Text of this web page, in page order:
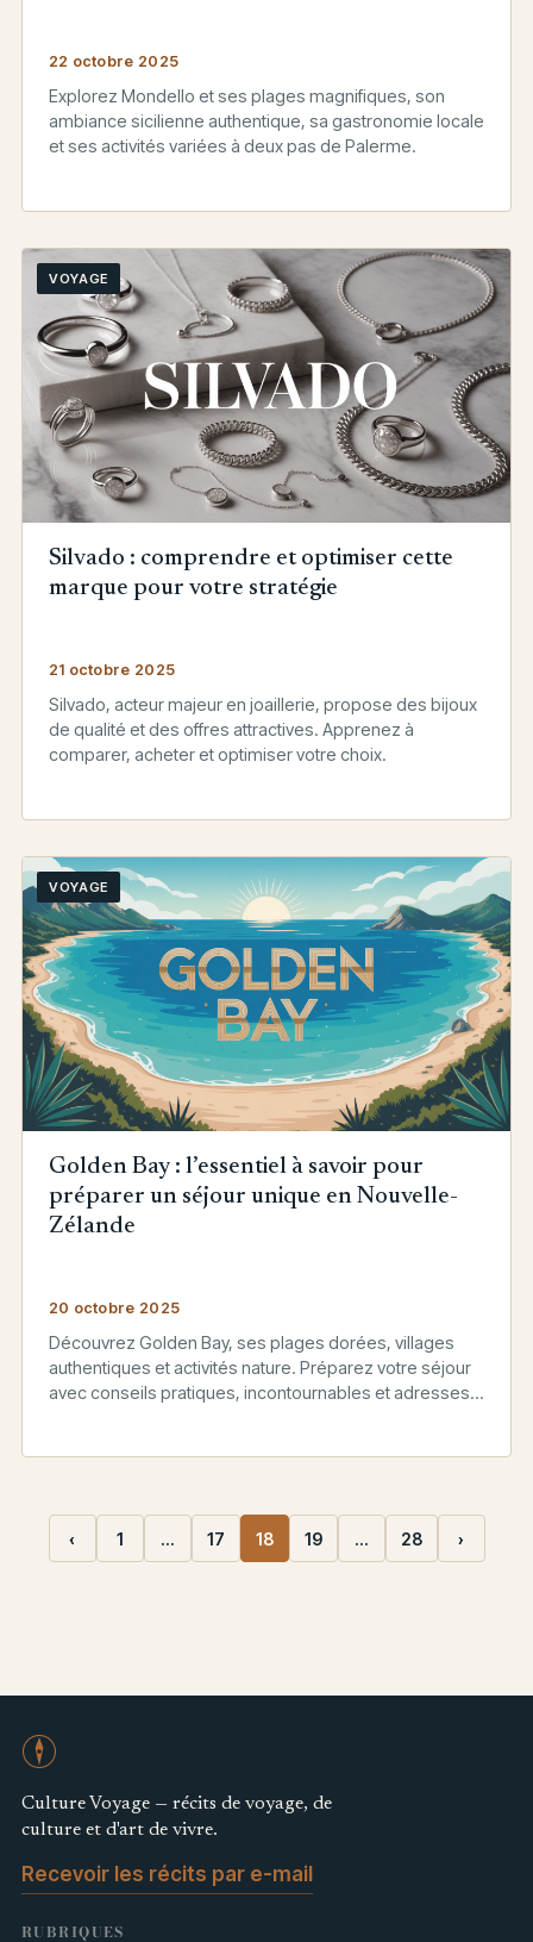
22 octobre 2025
Explorez Mondello et ses plages magnifiques, son
ambiance sicilienne authentique, sa gastronomie locale
et ses activités variées à deux pas de Palerme.
VOYAGE
Silvado : comprendre et optimiser cette
marque pour votre stratégie
21 octobre 2025
Silvado, acteur majeur en joaillerie, propose des bijoux
de qualité et des offres attractives. Apprenez à
comparer, acheter et optimiser votre choix.
VOYAGE
Golden Bay : l’essentiel à savoir pour
préparer un séjour unique en Nouvelle-
Zélande
20 octobre 2025
Découvrez Golden Bay, ses plages dorées, villages
authentiques et activités nature. Préparez votre séjour
avec conseils pratiques, incontournables et adresses
‹ 1 … 17 18 19 … 28 ›
Culture Voyage — récits de voyage, de
culture et d'art de vivre.
Recevoir les récits par e-mail
RUBRIQUES